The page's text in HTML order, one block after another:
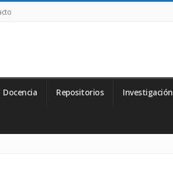
Docencia Repositorios Investigación